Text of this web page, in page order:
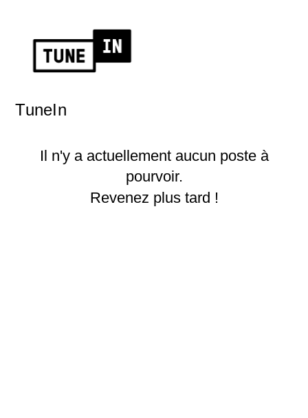
TuneIn
Il n'y a actuellement aucun poste à
pourvoir.
Revenez plus tard !